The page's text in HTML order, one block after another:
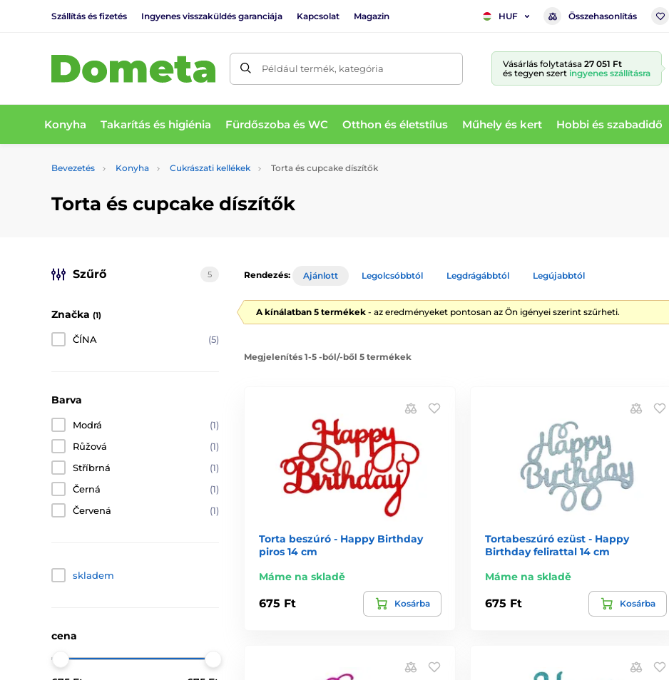
Szállítás és fizetés Ingyenes visszaküldés garanciája Kapcsolat Magazin HUF Összehasonlítás
Például termék, kategória Vásárlás folytatása 27 051 Ft
és tegyen szert ingyenes szállításra
Konyha Takarítás és higiénia Fürdőszoba és WC Otthon és életstílus Műhely és kert Hobbi és szabadidő
Bevezetés Konyha Cukrászati kellékek Torta és cupcake díszítők
Torta és cupcake díszítők
Szűrő 5
Značka (1)
ČÍNA (5)
Barva
Modrá
(1)
Růžová
(1)
Stříbrná
(1)
Černá
(1)
Červená
(1)
skladem
cena
Rendezés: Ajánlott Legolcsóbbtól Legdrágábbtól Legújabbtól
A kínálatban 5 termékek - az eredményeket pontosan az Ön igényei szerint szűrheti.
Megjelenítés 1-5 -ból/-ből 5 termékek
Torta beszúró - Happy Birthday
piros 14 cm
Máme na skladě
675 Ft Kosárba
Tortabeszúró ezüst - Happy
Birthday felirattal 14 cm
Máme na skladě
675 Ft Kosárba